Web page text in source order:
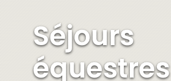
Séjours
équestres